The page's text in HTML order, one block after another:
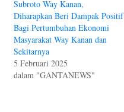
Subroto Way Kanan,
Diharapkan Beri Dampak Positif
Bagi Pertumbuhan Ekonomi
Masyarakat Way Kanan dan
Sekitarnya
5 Februari 2025
dalam "GANTANEWS"